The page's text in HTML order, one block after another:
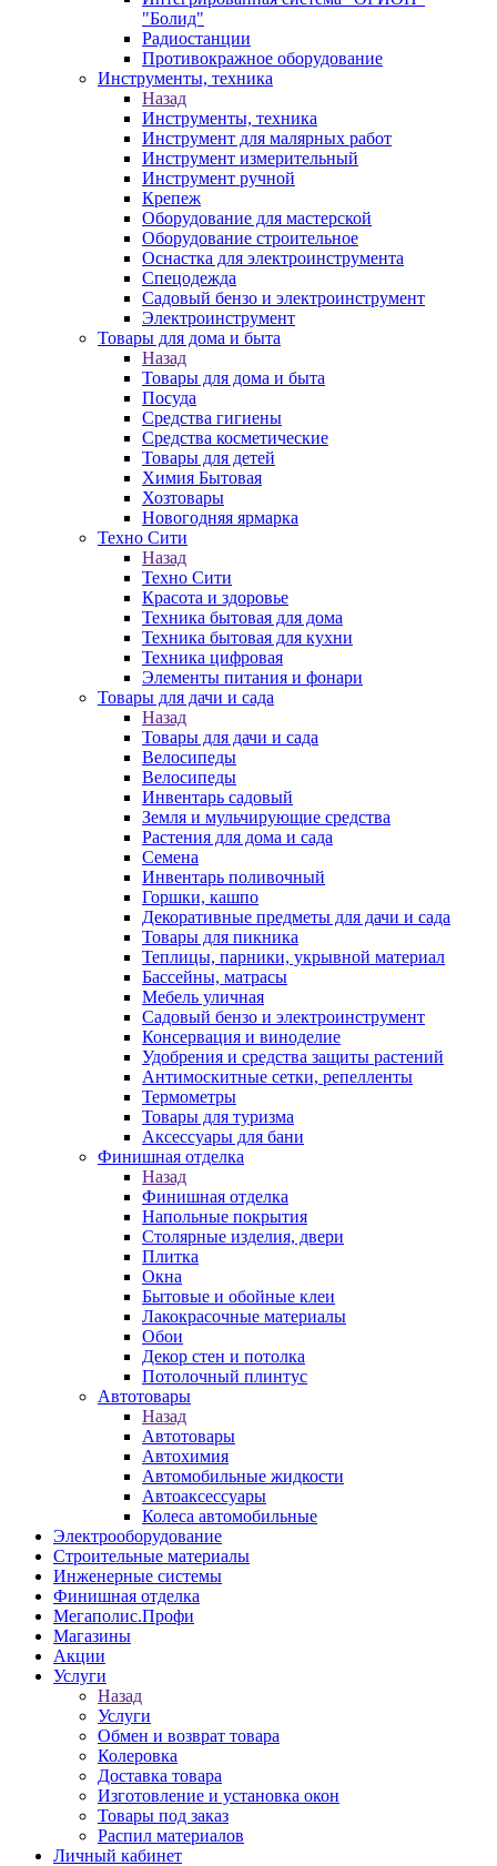
"Болид"
Радиостанции
Противокражное оборудование
Инструменты, техника
Назад
Инструменты, техника
Инструмент для малярных работ
Инструмент измерительный
Инструмент ручной
Крепеж
Оборудование для мастерской
Оборудование строительное
Оснастка для электроинструмента
Спецодежда
Садовый бензо и электроинструмент
Электроинструмент
Товары для дома и быта
Назад
Товары для дома и быта
Посуда
Средства гигиены
Средства косметические
Товары для детей
Химия Бытовая
Хозтовары
Новогодняя ярмарка
Техно Сити
Назад
Техно Сити
Красота и здоровье
Техника бытовая для дома
Техника бытовая для кухни
Техника цифровая
Элементы питания и фонари
Товары для дачи и сада
Назад
Товары для дачи и сада
Велосипеды
Велосипеды
Инвентарь садовый
Земля и мульчирующие средства
Растения для дома и сада
Семена
Инвентарь поливочный
Горшки, кашпо
Декоративные предметы для дачи и сада
Товары для пикника
Теплицы, парники, укрывной материал
Бассейны, матрасы
Мебель уличная
Садовый бензо и электроинструмент
Консервация и виноделие
Удобрения и средства защиты растений
Антимоскитные сетки, репелленты
Термометры
Товары для туризма
Аксессуары для бани
Финишная отделка
Назад
Финишная отделка
Напольные покрытия
Столярные изделия, двери
Плитка
Окна
Бытовые и обойные клеи
Лакокрасочные материалы
Обои
Декор стен и потолка
Потолочный плинтус
Автотовары
Назад
Автотовары
Автохимия
Автомобильные жидкости
Автоаксессуары
Колеса автомобильные
Электрооборудование
Строительные материалы
Инженерные системы
Финишная отделка
Мегаполис.Профи
Магазины
Акции
Услуги
Назад
Услуги
Обмен и возврат товара
Колеровка
Доставка товара
Изготовление и установка окон
Товары под заказ
Распил материалов
Личный кабинет